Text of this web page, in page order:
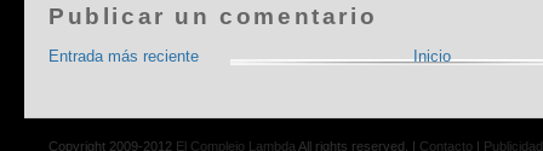
Publicar un comentario
Entrada más reciente Inicio
Copyright 2009-2012 El Complejo Lambda All rights reserved. | Contacto | Publicidad